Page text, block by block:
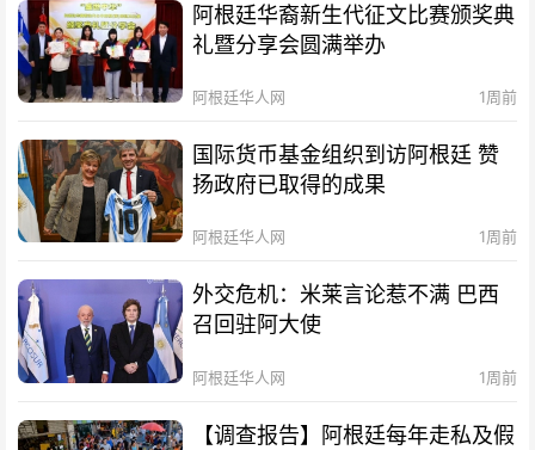
阿根廷华裔新生代征文比赛颁奖典
礼暨分享会圆满举办
阿根廷华人网 1周前
国际货币基金组织到访阿根廷 赞
扬政府已取得的成果
阿根廷华人网 1周前
外交危机：米莱言论惹不满 巴西
召回驻阿大使
阿根廷华人网 1周前
【调查报告】阿根廷每年走私及假